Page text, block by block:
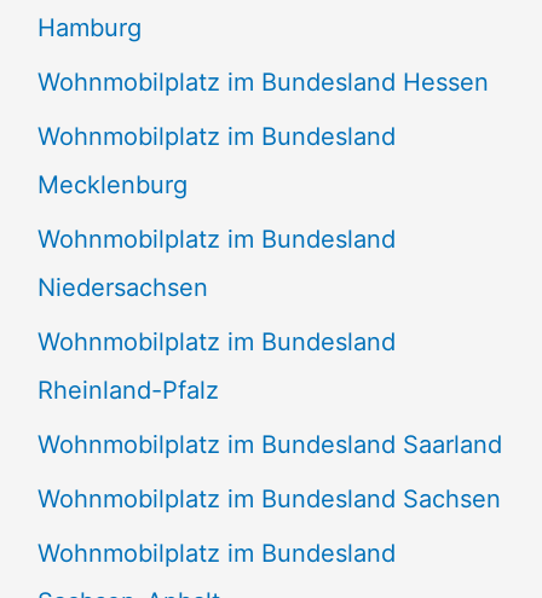
Hamburg
Wohnmobilplatz im Bundesland Hessen
Wohnmobilplatz im Bundesland
Mecklenburg
Wohnmobilplatz im Bundesland
Niedersachsen
Wohnmobilplatz im Bundesland
Rheinland-Pfalz
Wohnmobilplatz im Bundesland Saarland
Wohnmobilplatz im Bundesland Sachsen
Wohnmobilplatz im Bundesland